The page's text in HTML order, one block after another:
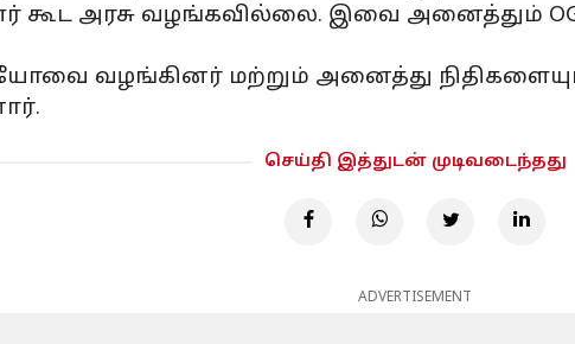
கூட அரசு வழங்கவில்லை. இவை அனைத்தும்
வழங்கினர் மற்றும் அனைத்து
செய்தி இத்துடன் முடிவடைந்தது
ADVERTISEMENT